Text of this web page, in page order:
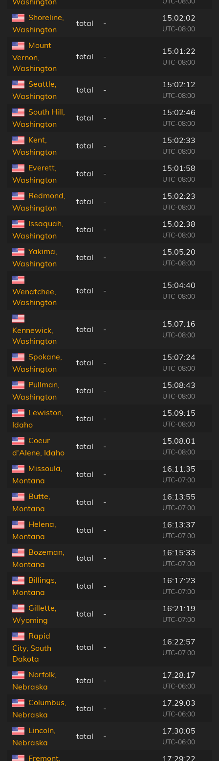
Shoreline,
Washington
total -
15:02:02
UTC-08:00
Mount
Vernon,
Washington
total -
15:01:22
UTC-08:00
Seattle,
Washington
total -
15:02:12
UTC-08:00
South Hill,
Washington
total -
15:02:46
UTC-08:00
Kent,
Washington
total -
15:02:33
UTC-08:00
Everett,
Washington
total -
15:01:58
UTC-08:00
Redmond,
Washington
total -
15:02:23
UTC-08:00
Issaquah,
Washington
total -
15:02:38
UTC-08:00
Yakima,
Washington
total -
15:05:20
UTC-08:00
Wenatchee,
Washington
total -
15:04:40
UTC-08:00
Kennewick,
Washington
total -
15:07:16
UTC-08:00
Spokane,
Washington
total -
15:07:24
UTC-08:00
Pullman,
Washington
total -
15:08:43
UTC-08:00
Lewiston,
Idaho
total -
15:09:15
UTC-08:00
Coeur
d'Alene, Idaho
total -
15:08:01
UTC-08:00
Missoula,
Montana
total -
16:11:35
UTC-07:00
Butte,
Montana
total -
16:13:55
UTC-07:00
Helena,
Montana
total -
16:13:37
UTC-07:00
Bozeman,
Montana
total -
16:15:33
UTC-07:00
Billings,
Montana
total -
16:17:23
UTC-07:00
Gillette,
Wyoming
total -
16:21:19
UTC-07:00
Rapid
City, South
Dakota
total -
16:22:57
UTC-07:00
Norfolk,
Nebraska
total -
17:28:17
UTC-06:00
Columbus,
Nebraska
total -
17:29:03
UTC-06:00
Lincoln,
Nebraska
total -
17:30:05
UTC-06:00
Fremont,
17:29:22